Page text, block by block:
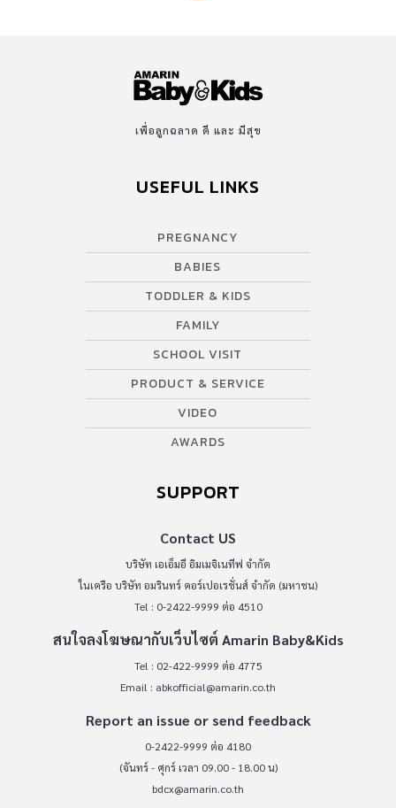
เพื่อลูกฉลาด ดี และ มีสุข
USEFUL LINKS
PREGNANCY
BABIES
TODDLER & KIDS
FAMILY
SCHOOL VISIT
PRODUCT & SERVICE
VIDEO
AWARDS
SUPPORT
Contact US
บริษัท เอเอ็มอี อิมเมจิเนทีฟ จำกัด
ในเครือ บริษัท อมรินทร์ คอร์เปอเรชั่นส์ จำกัด (มหาชน)
Tel : 0-2422-9999 ต่อ 4510
สนใจลงโฆษณากับเว็บไซต์ Amarin Baby&Kids
Tel : 02-422-9999 ต่อ 4775
Email : abkofficial@amarin.co.th
Report an issue or send feedback
0-2422-9999 ต่อ 4180
(จันทร์ - ศุกร์ เวลา 09.00 - 18.00 น)
bdcx@amarin.co.th